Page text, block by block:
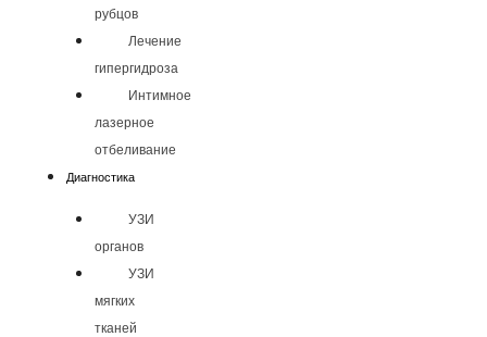
рубцов
Лечение
гипергидроза
Интимное
лазерное
отбеливание
Диагностика
УЗИ
органов
УЗИ
мягких
тканей